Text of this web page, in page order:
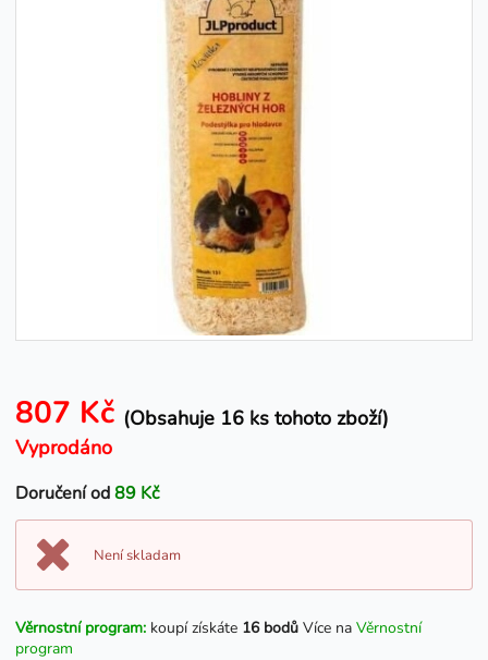
807 Kč (Obsahuje 16 ks tohoto zboží)
Vyprodáno
Doručení od89 Kč
Není skladam
Věrnostní program: koupí získáte 16 bodů Více na Věrnostní
program